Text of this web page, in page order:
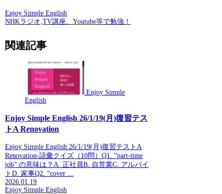
Enjoy Simple English
NHKラジオ,TV講座、Youtube等で勉強！
関連記事
Enjoy Simple
English
Enjoy Simple English 26/1/19(月)復習テス
トA Renovation
Enjoy Simple English 26/1/19(月)復習テストA
Renovation-語彙クイズ（10問）Q1. “part-time
job” の意味は？A. 正社員B. 自営業C. アルバイ
トD. 家事Q2. “cover ...
2026.01.19
Enjoy Simple English